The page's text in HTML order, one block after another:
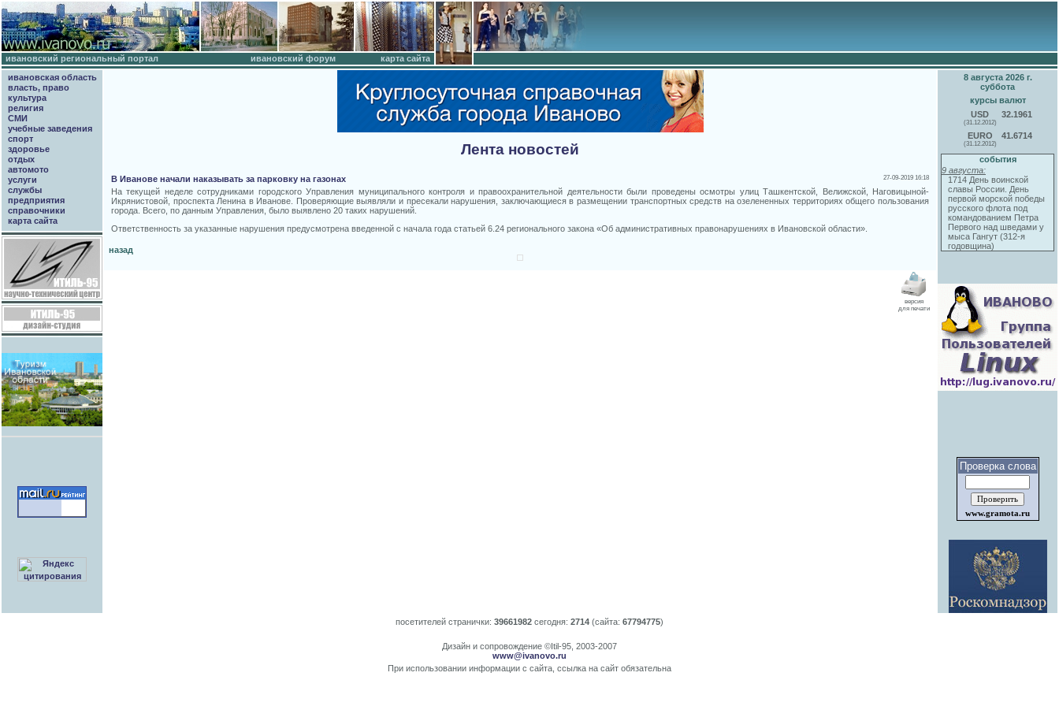
ивановский региональный портал ивановский форум
карта сайта
ивановская область
власть, право
культура
религия
СМИ
учебные заведения
спорт
здоровье
отдых
автомото
услуги
службы
предприятия
справочники
карта сайта
Лента новостей
В Иванове начали наказывать за парковку на газонах 27-09-2019 16:18
На текущей неделе сотрудниками городского Управления муниципального контроля и правоохранительной деятельности были проведены осмотры улиц Ташкентской, Велижской, Наговицыной-
Икрянистовой, проспекта Ленина в Иванове. Проверяющие выявляли и пресекали нарушения, заключающиеся в размещении транспортных средств на озелененных территориях общего пользования
города. Всего, по данным Управления, было выявлено 20 таких нарушений.
Ответственность за указанные нарушения предусмотрена введенной с начала года статьей 6.24 регионального закона «Об административных правонарушениях в Ивановской области».
назад
версия
для печати
8 августа 2026 г.
суббота
курсы валют
USD
(31.12.2012)
32.1961
EURO
(31.12.2012)
41.6714
события
9 августа:
1714 День воинской
славы России. День
первой морской победы
русского флота под
командованием Петра
Первого над шведами у
мыса Гангут (312-я
годовщина)
Проверка слова
www.gramota.ru
посетителей странички: 39661982 сегодня: 2714 (сайта: 67794775)
Дизайн и сопровождение ©Itil-95, 2003-2007
www@ivanovo.ru
При использовании информации с сайта, ссылка на сайт обязательна